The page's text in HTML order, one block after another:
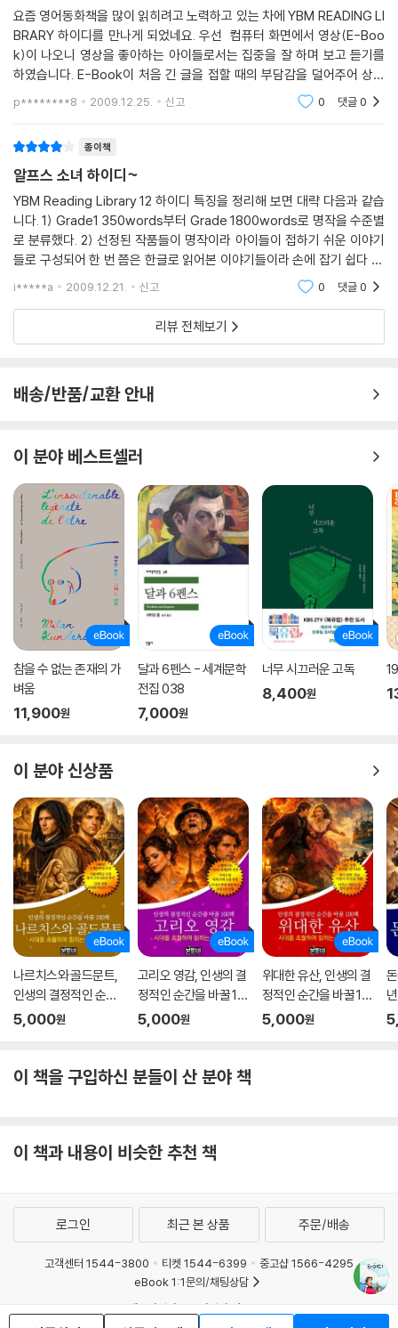
요즘 영어동화책을 많이 읽히려고 노력하고 있는 차에 YBM READING LI
BRARY 하이디를 만나게 되었네요. 우선 컴퓨터 화면에서 영상(E-Boo
k)이 나오니 영상을 좋아하는 아이들로서는 집중을 잘 하며 보고 듣기를
하였습니다. E-Book이 처음 긴 글을 접할 때의 부담감을 덜어주어 상당
이 효과적이라는 생각이 들었습니다. 또한 빠르기가 조정이 되는 것도 좋
았으며(저희 아이의 경우
p********8 2009.12.25. 신고 0 댓글0
종이책
알프스 소녀 하이디~
YBM Reading Library 12 하이디 특징을 정리해 보면 대략 다음과 같습
니다. 1) Grade1 350words부터 Grade 1800words로 명작을 수준별
로 분류했다. 2) 선정된 작품들이 명작이라 아이들이 접하기 쉬운 이야기
들로 구성되어 한 번 쯤은 한글로 읽어본 이야기들이라 손에 잡기 쉽다 3)
작가와 작품에 대한 대략적인 해설이 들어 있다. 4) 삽화는 만족스러움은
i*****a 2009.12.21. 신고 0 댓글0
리뷰 전체보기
배송/반품/교환 안내
이 분야 베스트셀러
참을 수 없는 존재의 가
벼움
11,900원
달과 6펜스 - 세계문학
전집 038
7,000원
너무 시끄러운 고독
8,400원
이 분야 신상품
나르치스와 골드문트,
인생의 결정적인 순간
을 바꿀 100책
5,000원
고리오 영감, 인생의 결
정적인 순간을 바꿀 10
0책
5,000원
위대한 유산, 인생의 결
정적인 순간을 바꿀 10
0책
5,000원
이 책을 구입하신 분들이 산 분야 책
이 책과 내용이 비슷한 추천 책
로그인 최근 본 상품 주문/배송
고객센터 1544-3800 티켓 1544-6399
중고샵 1566-4295
eBook 1:1문의/채팅상담
예스이십사(주) 사업자 정보